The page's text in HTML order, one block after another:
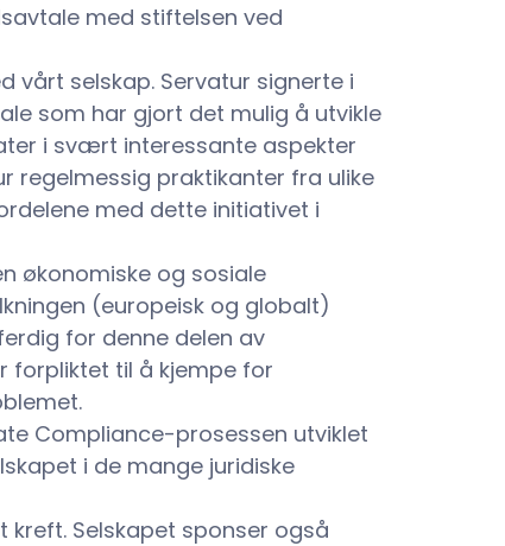
med stiftelsen ved
vårt selskap. Servatur signerte i
som har gjort det mulig å utvikle
i svært interessante aspekter
regelmessig praktikanter fra ulike
med dette initiativet i
økonomiske og sosiale
(europeisk og globalt)
for denne delen av
forpliktet til å kjempe for
Compliance-prosessen utviklet
i de mange juridiske
kreft. Selskapet sponser også